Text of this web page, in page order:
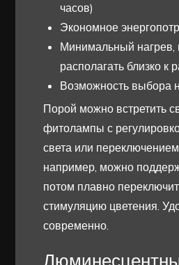
часов)
Экономное
Минимальный
располагать близко к
Возможность выбора
Порой можно встретить
фитолампы с
света или
например, можно
потом плавно
стимуляцию цветения.
современно.